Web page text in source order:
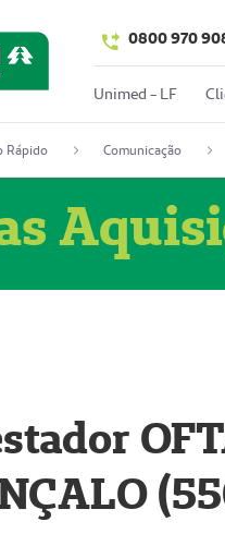
0800 970
Unimed - LF
Rápido Comunicação